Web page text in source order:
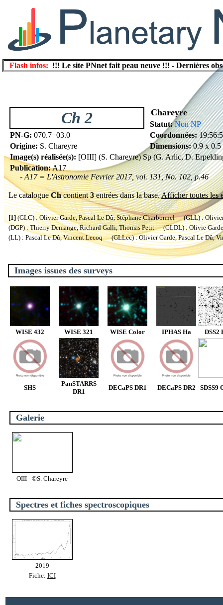
Flash infos: !!! Le site PNnet fait peau neuve !!! - Dernières
Ch 2 Chareyre
Statut: Non NP
PN-G: 070.7+03.0 Coordonnées:
Origine: S. Chareyre Dimensions:0.9 x 0.5
Image(s) réalisée(s): [OIII] (S. Chareyre) Sp (G. Arlic, D.
Publication:A17
- A17 = L'Astronomie Fevrier 2017, vol. 131, No. 102, p.46
Le catalogueChcontient3entrées dans la base.Afficher toutes les
[1](GLC) : Olivier Garde, Pascal Le Dû, Stéphane Charbonnel (GLL) :
(DGP) : Thierry Demange, Richard Galli, Thomas Petit (GLDL) : Olivie
(LL) : Pascal Le Dû, Vincent Lecoq (GLLec) : Olivier Garde, Pascal Le Dû,
Images issues des surveys
WISE 432 WISE 321 WISE Color IPHAS Ha DSS2
SHS
PanSTARRS
DR1
DECaPS DR1 DECaPS DR2 SDSS9
Galerie
OIII - ©S. Chareyre
Spectres et fiches spectroscopiques
2019
Fiche: ICI